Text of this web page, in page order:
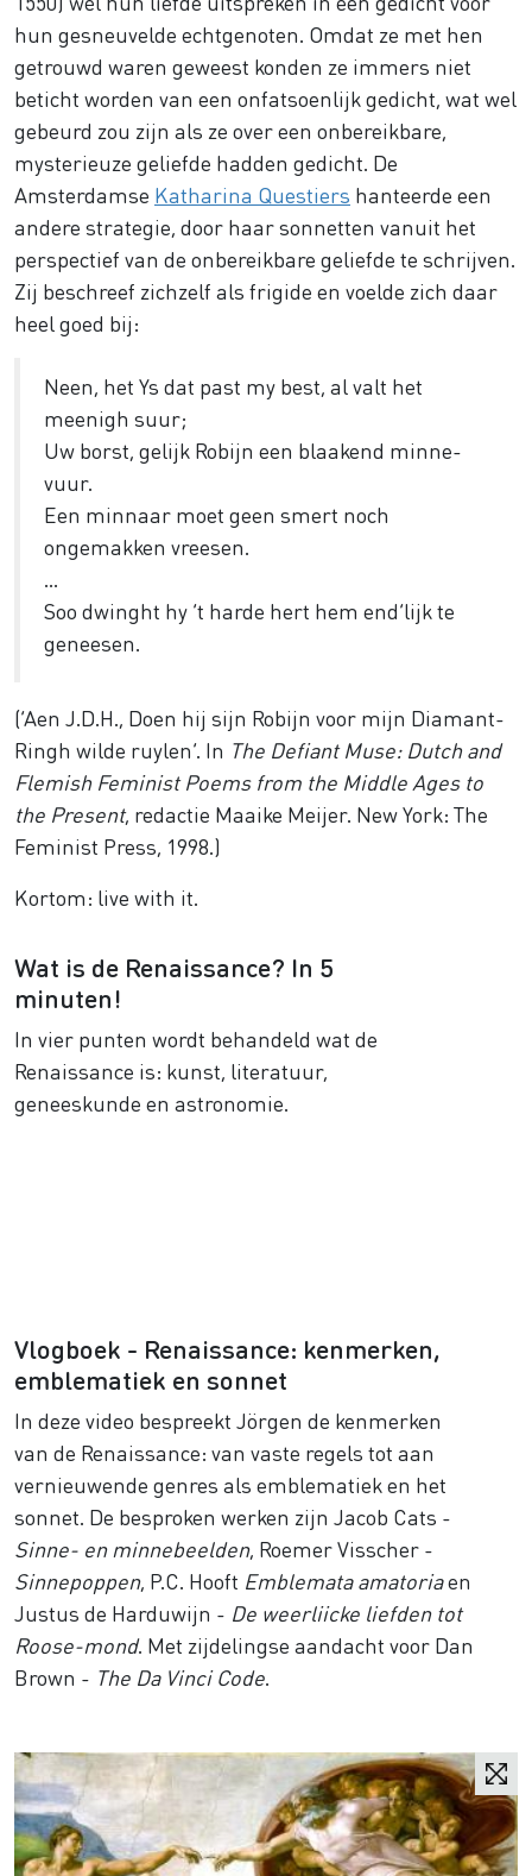
hun gesneuvelde echtgenoten. Omdat ze met hen
getrouwd waren geweest konden ze immers niet
beticht worden van een onfatsoenlijk gedicht, wat wel
gebeurd zou zijn als ze over een onbereikbare,
mysterieuze geliefde hadden gedicht. De
Amsterdamse Katharina Questiers hanteerde een
andere strategie, door haar sonnetten vanuit het
perspectief van de onbereikbare geliefde te schrijven.
Zij beschreef zichzelf als frigide en voelde zich daar
heel goed bij:
Neen, het Ys dat past my best, al valt het
meenigh suur;
Uw borst, gelijk Robijn een blaakend minne-
vuur.
Een minnaar moet geen smert noch
ongemakken vreesen.
Soo dwinght hy ’t harde hert hem end’lijk te
geneesen.
(‘Aen J.D.H., Doen hij sijn Robijn voor mijn Diamant-
Ringh wilde ruylen’. In The Defiant Muse: Dutch and
Flemish Feminist Poems from the Middle Ages to
the Present, redactie Maaike Meijer. New York: The
Feminist Press, 1998.)
Kortom: live with it.
Wat is de Renaissance? In 5
minuten!
In vier punten wordt behandeld wat de
Renaissance is: kunst, literatuur,
geneeskunde en astronomie.
Vlogboek - Renaissance: kenmerken,
emblematiek en sonnet
In deze video bespreekt Jörgen de kenmerken
van de Renaissance: van vaste regels tot aan
vernieuwende genres als emblematiek en het
sonnet. De besproken werken zijn Jacob Cats -
Sinne- en minnebeelden, Roemer Visscher -
Sinnepoppen, P.C. Hooft Emblemata amatoriaen
Justus de Harduwijn - De weerliicke liefden tot
Roose-mond. Met zijdelingse aandacht voor Dan
Brown - The Da Vinci Code